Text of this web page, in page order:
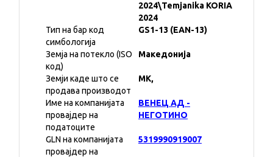
2024\Temjanika KORIA
2024
Тип на бар код
симбологија
GS1-13 (EAN-13)
Земја на потекло (ISO
код)
Македонија
Земји каде што се
продава производот
MK,
Име на компанијата
провајдер на
податоците
ВЕНЕЦ АД -
НЕГОТИНО
GLN на компанијата
провајдер на
5319990919007